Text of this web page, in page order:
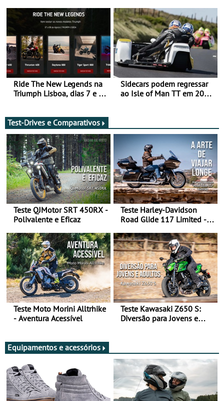
ganhar
Ride The New Legends na
Triumph Lisboa, dias 7 e 8
Sidecars podem regressar
ao Isle of Man TT em 2027
Test-Drives e Comparativos
Teste QJMotor SRT 450RX -
Polivalente e Eficaz
Teste Harley-Davidson
Road Glide 117 Limited - A
Teste Moto Morini Alltrhike
- Aventura Acessível
Teste Kawasaki Z650 S:
Diversão para Jovens e
Equipamentos e acessórios